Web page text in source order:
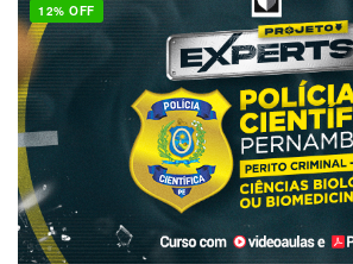
12% OFF